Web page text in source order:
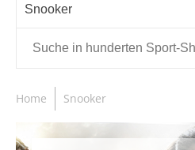
Snooker
Home Snooker